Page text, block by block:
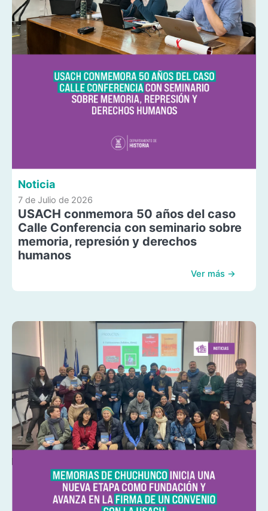
Noticia
7 de Julio de 2026
USACH conmemora 50 años del caso
Calle Conferencia con seminario sobre
memoria, represión y derechos
humanos
Ver más →